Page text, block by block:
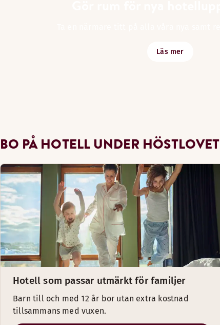
Läs mer
BO PÅ HOTELL UNDER HÖSTLOVET
Hotell som passar utmärkt för familjer
Barn till och med 12 år bor utan extra kostnad
tillsammans med vuxen.